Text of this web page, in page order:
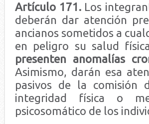
Artículo 171. Los
deberán dar atención
ancianos sometidos a
en peligro su salud
presenten anomalías
Asimismo, darán esa
pasivos de la comisión
integridad física o
psicosomático de los